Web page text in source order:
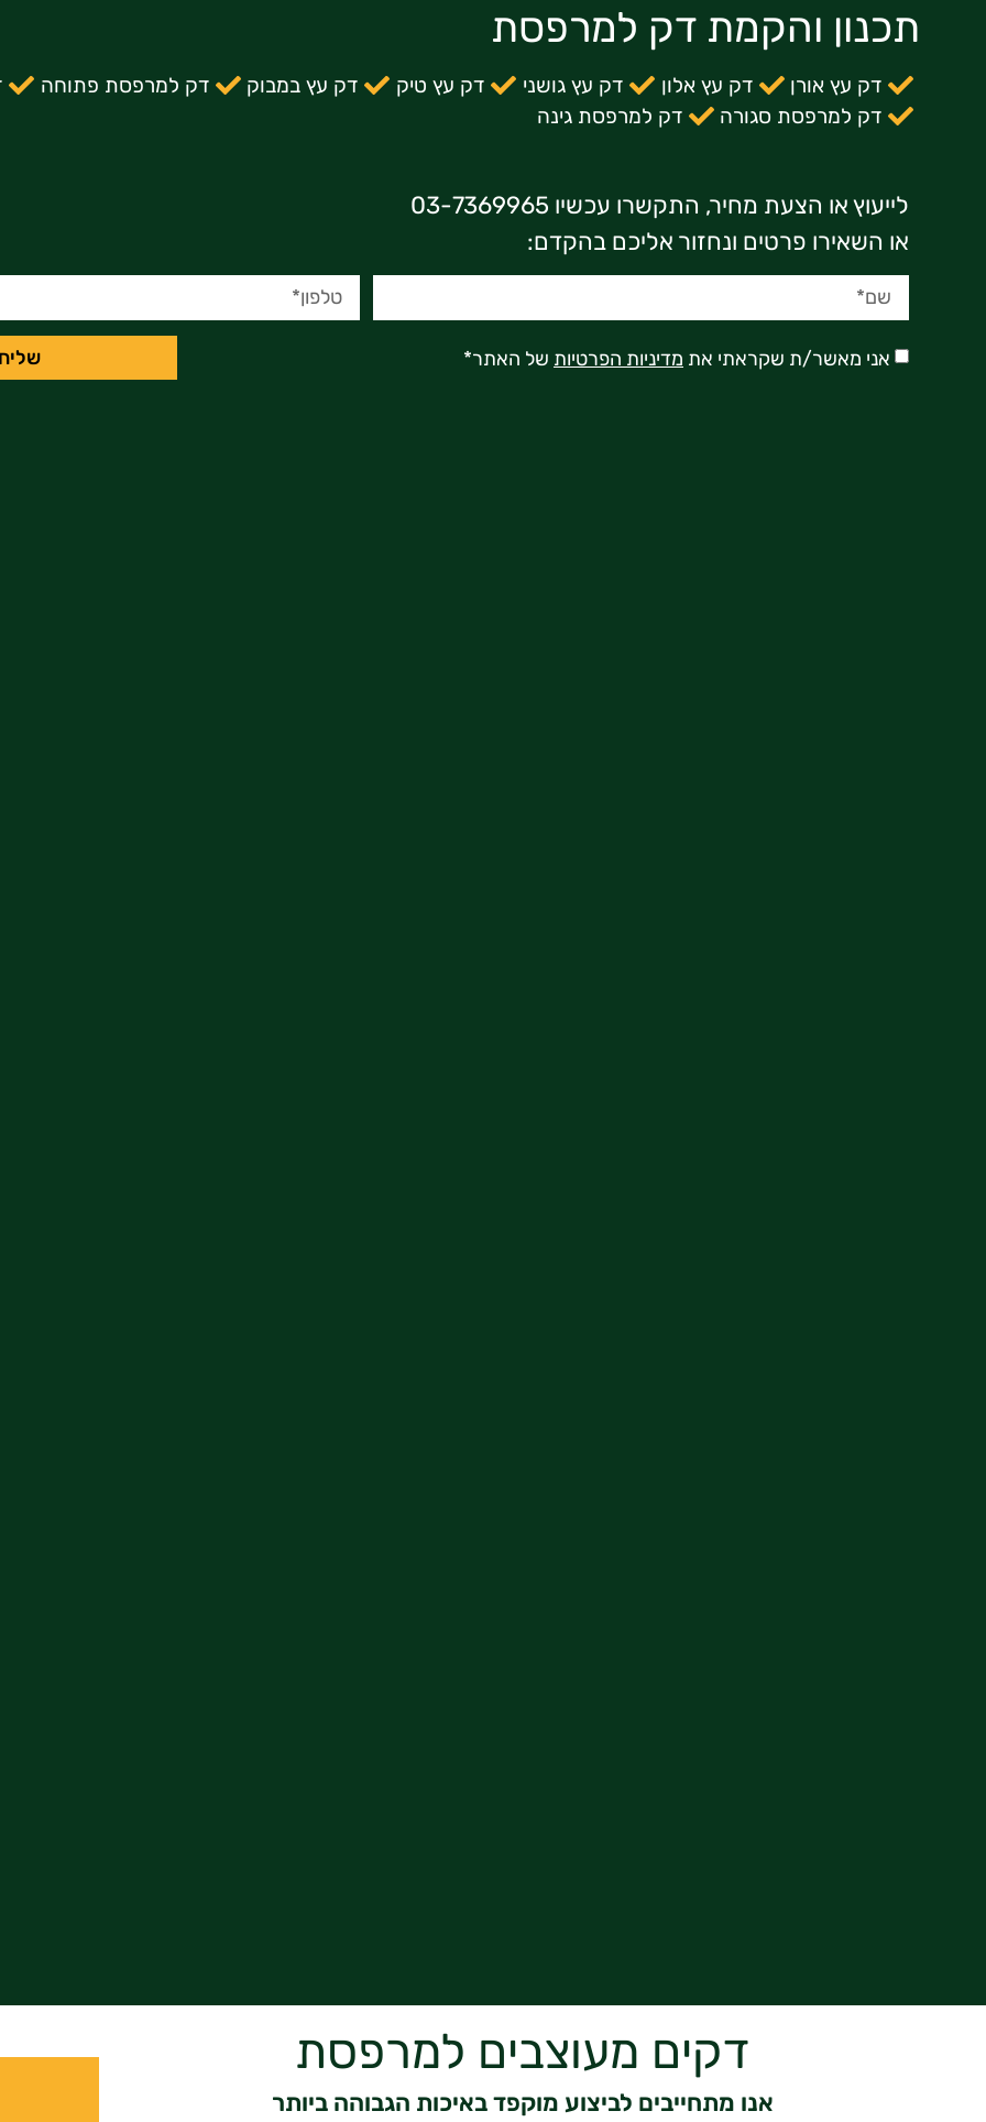
תכנון והקמת דק למרפסת
דק עץ אורן דק עץ אלון דק עץ גושני דק עץ טיק דק עץ במבוק דק למרפסת פתוחה
דק למרפסת סגורה
דק למרפסת גינה
לייעוץ או הצעת מחיר, התקשרו עכשיו 03-7369965
או השאירו פרטים ונחזור אליכם בהקדם:
אני מאשר/ת שקראתי את מדיניות הפרטיות של האתר*
דקים מעוצבים למרפסת
אנו מתחייבים לביצוע מוקפד באיכות הגבוהה ביותר